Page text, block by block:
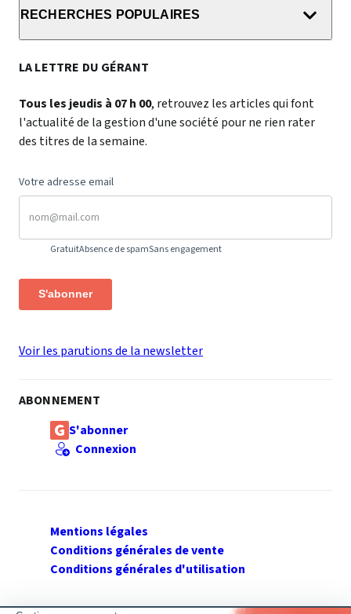
RECHERCHES POPULAIRES
LA LETTRE DU GÉRANT
Tous les jeudis à 07 h 00, retrouvez les articles qui font
l'actualité de la gestion d'une société pour ne rien rater
des titres de la semaine.
Votre adresse email
GratuitAbsence de spamSans engagement
S'abonner
Voir les parutions de la newsletter
ABONNEMENT
S'abonner
Connexion
Mentions légales
Conditions générales de vente
Conditions générales d'utilisation